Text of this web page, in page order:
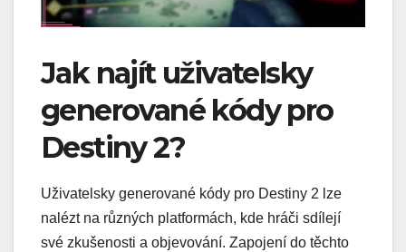
Jak najít uživatelsky
generované kódy pro
Destiny 2?
Uživatelsky generované kódy pro Destiny 2 lze
nalézt na různých platformách, kde hráči sdílejí
své zkušenosti a objevování. Zapojení do těchto